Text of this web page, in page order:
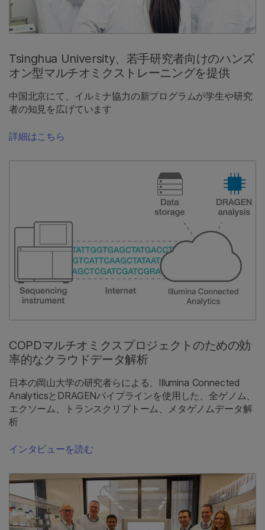
Tsinghua University、若手研究者向けのハンズ
オン型マルチオミクストレーニングを提供
中国北京にて、イルミナ協力の新プログラムが学生や研究
者の知見を広げています
詳細はこちら
COPDマルチオミクスプロジェクトのための効
率的なクラウドデータ解析
日本の岡山大学の研究者らによる、Illumina Connected
AnalyticsとDRAGENパイプラインを使用した、全ゲノム、
エクソーム、トランスクリプトーム、メタゲノムデータ解
析
インタビューを読む